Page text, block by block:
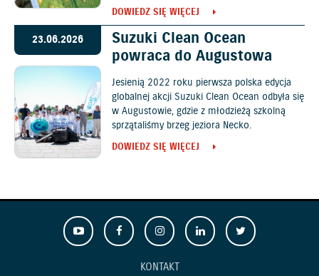
DOWIEDZ SIĘ WIĘCEJ
23.06.2026
Suzuki Clean Ocean
powraca do Augustowa
Jesienią 2022 roku pierwsza polska edycja
globalnej akcji Suzuki Clean Ocean odbyła się
w Augustowie, gdzie z młodzieżą szkolną
sprzątaliśmy brzeg jeziora Necko.
DOWIEDZ SIĘ WIĘCEJ
KONTAKT